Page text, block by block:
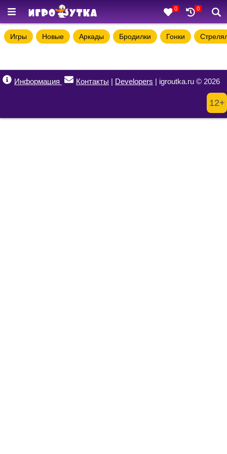
0 0
Игры Новые Аркады Бродилки Гонки
Информация Контакты | Developers | igroutka.ru © 2026
12+